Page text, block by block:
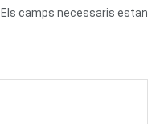
Els camps necessaris estan